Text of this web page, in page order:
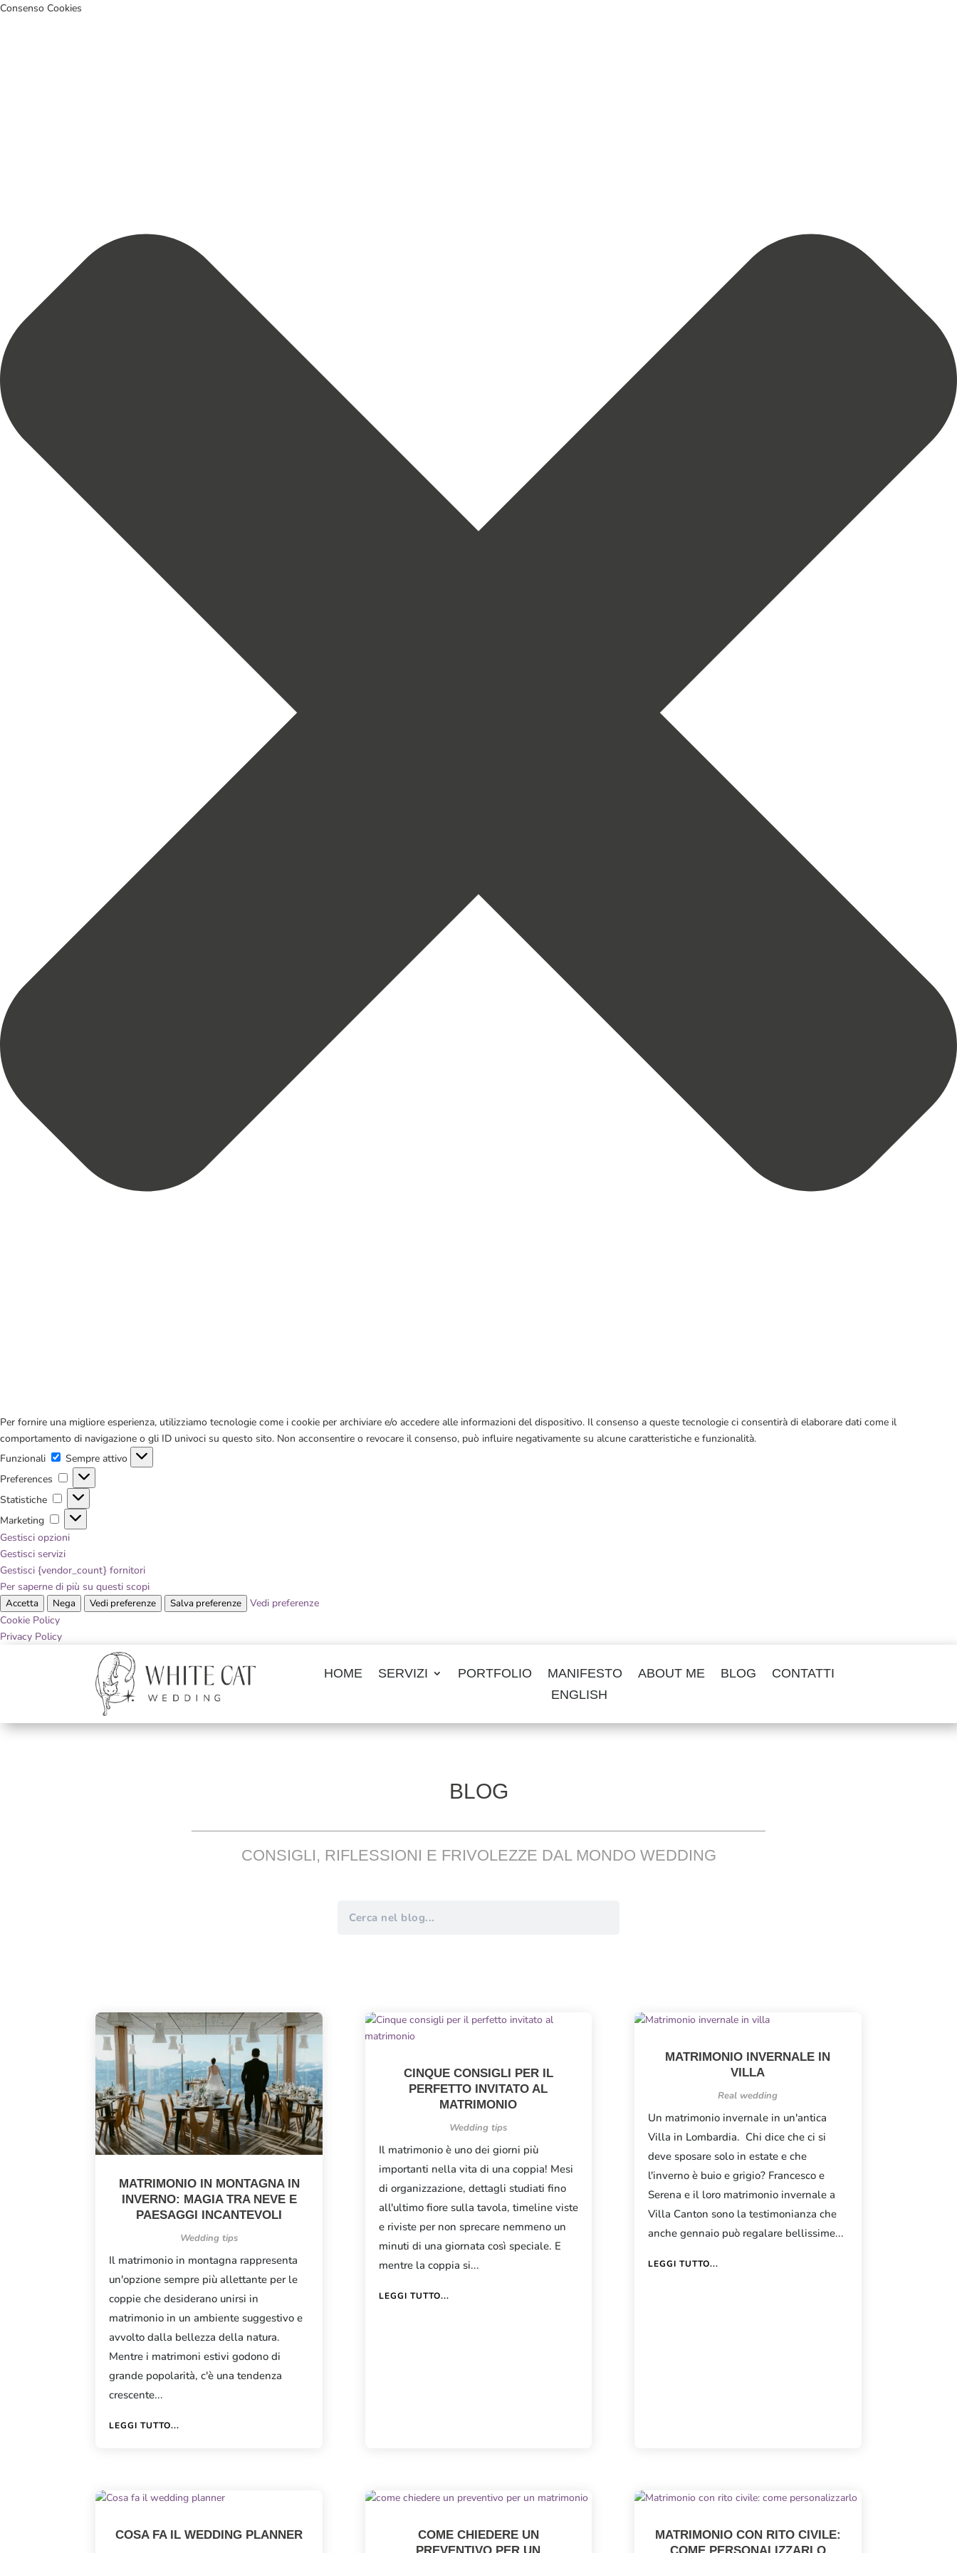
Consenso Cookies
Per fornire una migliore esperienza, utilizziamo tecnologie come i cookie per archiviare e/o accedere alle informazioni del dispositivo. Il consenso a queste tecnologie ci consentirà di elaborare dati come il
comportamento di navigazione o gli ID univoci su questo sito. Non acconsentire o revocare il consenso, può influire negativamente su alcune caratteristiche e funzionalità.
Funzionali
Funzionali
Sempre attivo
Preferences
Preferences
Statistiche
Statistiche
Marketing
Marketing
Gestisci opzioni
Gestisci servizi
Gestisci {vendor_count} fornitori
Per saperne di più su questi scopi
Accetta Nega Vedi preferenze Salva preferenze
Vedi preferenze
Cookie Policy
Privacy Policy
HOME SERVIZI PORTFOLIO MANIFESTO ABOUT ME BLOG
CONTATTI
ENGLISH
BLOG
CONSIGLI, RIFLESSIONI E FRIVOLEZZE DAL MONDO WEDDING
MATRIMONIO IN MONTAGNA IN
INVERNO: MAGIA TRA NEVE E
PAESAGGI INCANTEVOLI
Wedding tips
Il matrimonio in montagna rappresenta
un'opzione sempre più allettante per le
coppie che desiderano unirsi in
matrimonio in un ambiente suggestivo e
avvolto dalla bellezza della natura.
Mentre i matrimoni estivi godono di
grande popolarità, c'è una tendenza
crescente...
LEGGI TUTTO...
COSA FA IL WEDDING PLANNER
CINQUE CONSIGLI PER IL
PERFETTO INVITATO AL
MATRIMONIO
Wedding tips
Il matrimonio è uno dei giorni più
importanti nella vita di una coppia! Mesi
di organizzazione, dettagli studiati fino
all'ultimo fiore sulla tavola, timeline viste
e riviste per non sprecare nemmeno un
minuti di una giornata così speciale. E
mentre la coppia si...
LEGGI TUTTO...
COME CHIEDERE UN
MATRIMONIO INVERNALE IN
VILLA
Real wedding
Un matrimonio invernale in un'antica
Villa in Lombardia. Chi dice che ci si
deve sposare solo in estate e che
l'inverno è buio e grigio? Francesco e
Serena e il loro matrimonio invernale a
Villa Canton sono la testimonianza che
anche gennaio può regalare bellissime...
LEGGI TUTTO...
MATRIMONIO CON RITO CIVILE: